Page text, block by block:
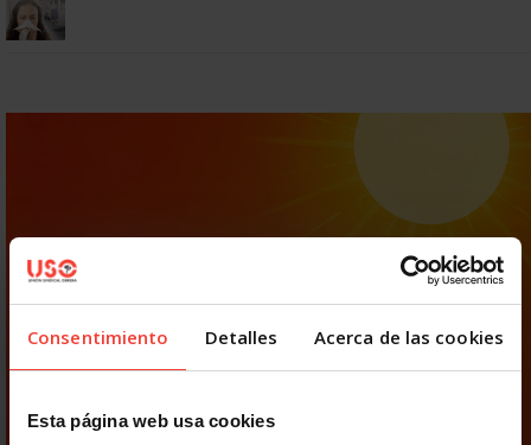
Consentimiento Detalles Acerca de las cookies
Esta página web usa cookies